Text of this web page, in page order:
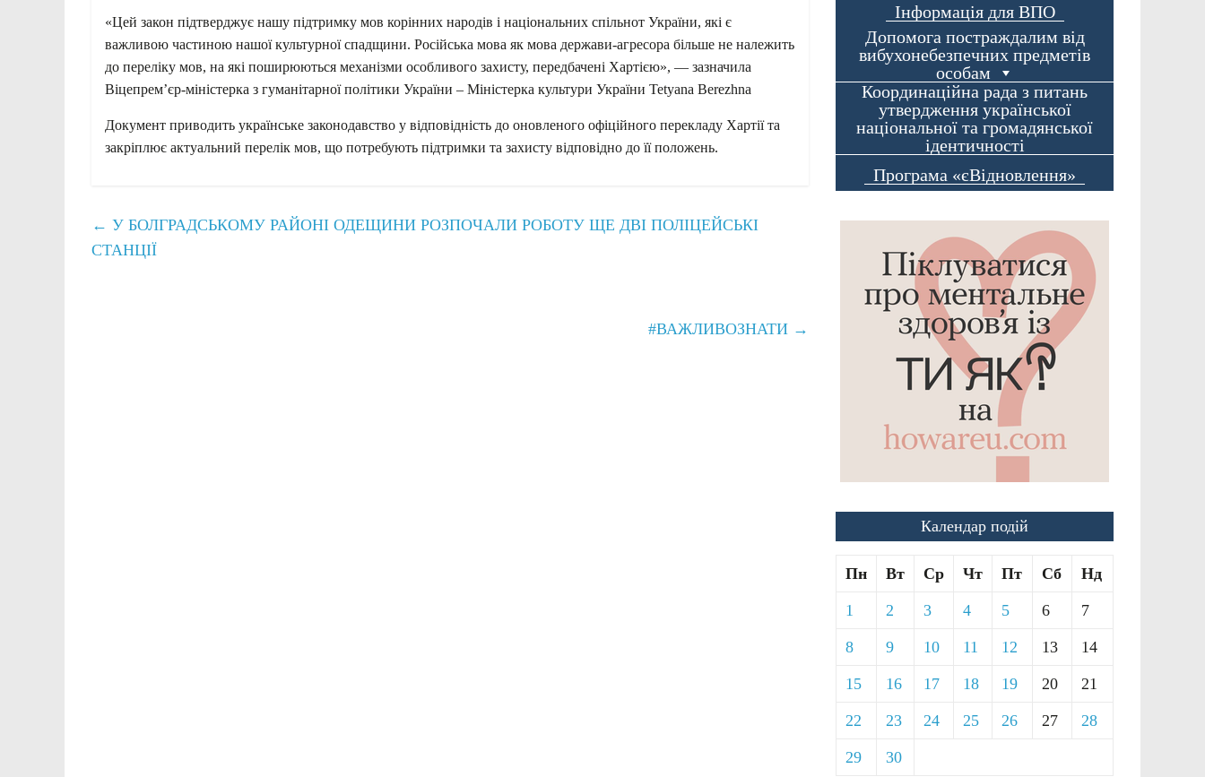
«Цей закон підтверджує нашу підтримку мов корінних народів і національних спільнот України, які є
важливою частиною нашої культурної спадщини. Російська мова як мова держави-агресора більше не належить
до переліку мов, на які поширюються механізми особливого захисту, передбачені Хартією», — зазначила
Віцепрем’єр-міністерка з гуманітарної політики України – Міністерка культури України Tetyana Berezhna
Документ приводить українське законодавство у відповідність до оновленого офіційного перекладу Хартії та
закріплює актуальний перелік мов, що потребують підтримки та захисту відповідно до її положень.
← У БОЛГРАДСЬКОМУ РАЙОНІ ОДЕЩИНИ РОЗПОЧАЛИ РОБОТУ ЩЕ ДВІ ПОЛІЦЕЙСЬКІ
СТАНЦІЇ
#ВАЖЛИВОЗНАТИ →
Інформація для ВПО
Допомога постраждалим від
вибухонебезпечних предметів
особам
Координаційна рада з питань
утвердження української
національної та громадянської
ідентичності
Програма «єВідновлення»
Календар подій
Пн Вт Ср Чт Пт Сб Нд
1 2 3 4 5 6 7
8 9 10 11 12 13 14
15 16 17 18 19 20 21
22 23 24 25 26 27 28
29 30